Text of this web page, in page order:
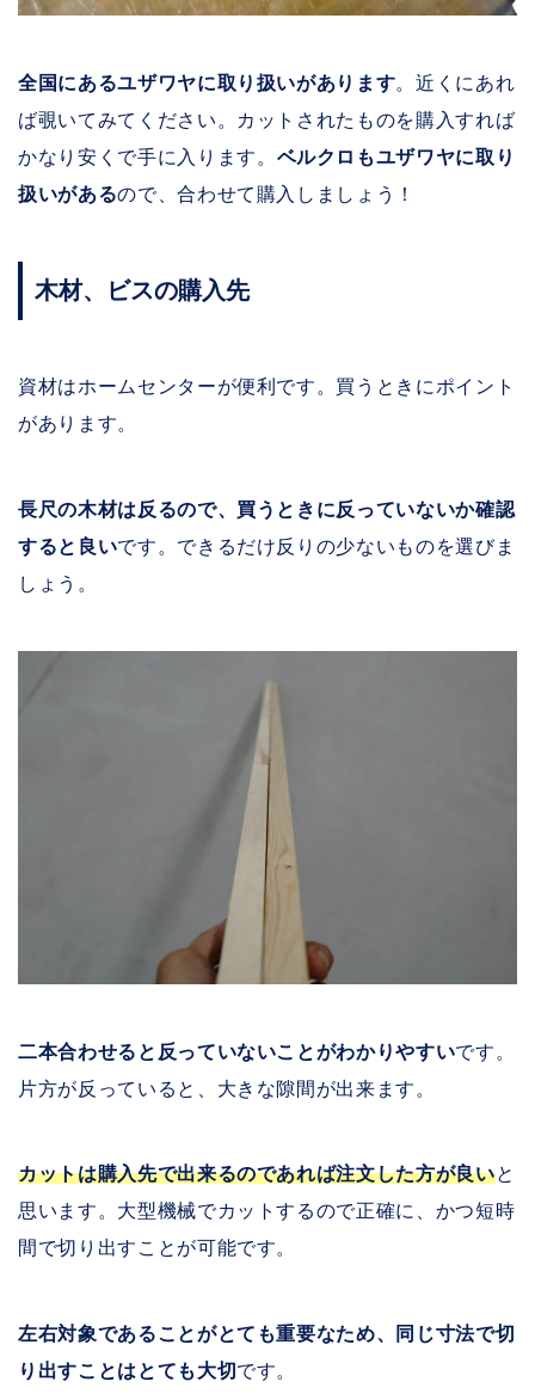
全国にあるユザワヤに取り扱いがあります。近くにあれ
ば覗いてみてください。カットされたものを購入すれば
かなり安くで手に入ります。 ベルクロもユザワヤに取り
扱いがあるので、合わせて購入しましょう！
木材、ビスの購入先
資材はホームセンターが便利です。買うときにポイント
があります。
長尺の木材は反るので、買うときに反っていないか確認
すると良いです。できるだけ反りの少ないものを選びま
しょう。
二本合わせると反っていないことがわかりやすいです。
片方が反っていると、大きな隙間が出来ます。
カットは購入先で出来るのであれば注文した方が良いと
思います。大型機械でカットするので正確に、かつ短時
間で切り出すことが可能です。
左右対象であることがとても重要なため、同じ寸法で切
り出すことはとても大切です。